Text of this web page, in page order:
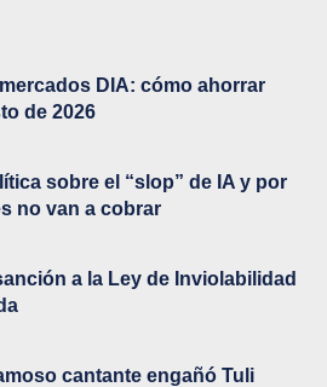
DIA: cómo ahorrar
de 2026
sobre el “slop” de IA y por
no van a cobrar
a la Ley de Inviolabilidad
cantante engañó Tuli